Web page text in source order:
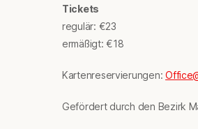
Tickets
regulär: €23
ermäßigt: €18
Kartenreservierungen:
Gefördert durch den Bezirk